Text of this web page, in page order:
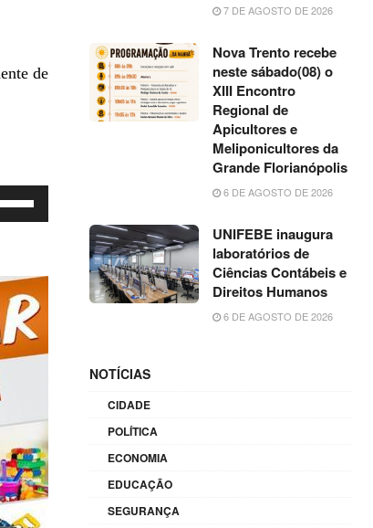
de
7 DE AGOSTO DE 2026
Nova Trento recebe
neste sábado(08) o
XIII Encontro
Regional de
Apicultores e
Meliponicultores da
Grande Florianópolis
6 DE AGOSTO DE 2026
UNIFEBE inaugura
laboratórios de
Ciências Contábeis e
Direitos Humanos
6 DE AGOSTO DE 2026
NOTÍCIAS
CIDADE
POLÍTICA
ECONOMIA
EDUCAÇÃO
SEGURANÇA